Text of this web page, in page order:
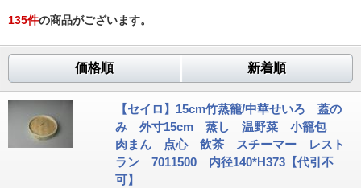
135件の商品がございます。
価格順 新着順
【セイロ】15cm竹蒸籠/中華せいろ 蓋の
み 外寸15cm 蒸し 温野菜 小籠包
肉まん 点心 飲茶 スチーマー レスト
ラン 7011500 内径140*H373【代引不
可】